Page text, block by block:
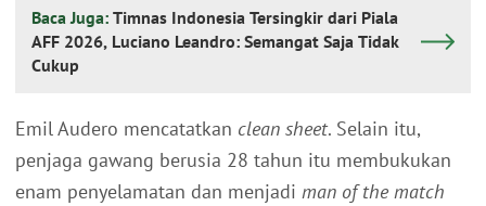
Baca Juga: Timnas Indonesia Tersingkir dari Piala
AFF 2026, Luciano Leandro: Semangat Saja Tidak
Cukup
Emil Audero mencatatkan clean sheet. Selain itu,
penjaga gawang berusia 28 tahun itu membukukan
enam penyelamatan dan menjadi man of the match